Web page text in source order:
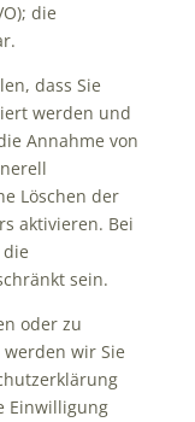
die
dass Sie
werden und
Annahme von
Löschen der
aktivieren. Bei
sein.
oder zu
wir Sie
Einwilligung